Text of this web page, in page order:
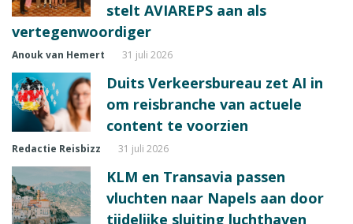
stelt AVIAREPS aan als
vertegenwoordiger
Anouk van Hemert 31 juli 2026
Duits Verkeersbureau zet AI in
om reisbranche van actuele
content te voorzien
Redactie Reisbizz 31 juli 2026
KLM en Transavia passen
vluchten naar Napels aan door
tijdelijke sluiting luchthaven